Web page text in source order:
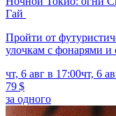
Гай
Пройти от
улочкам с фонарями
чт, 6 авг в 17:00чт, 6
79 $
за одного